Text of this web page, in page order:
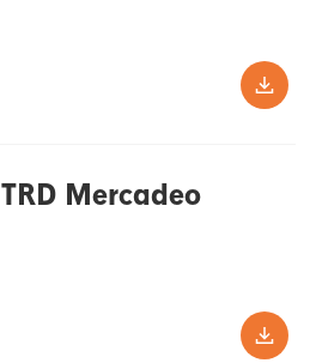
TRD Mercadeo